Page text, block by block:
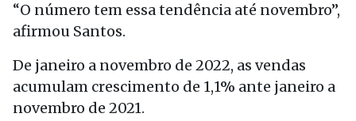
“O número tem essa tendência até novembro”,
afirmou Santos.
De janeiro a novembro de 2022, as vendas
acumulam crescimento de 1,1% ante janeiro a
novembro de 2021.